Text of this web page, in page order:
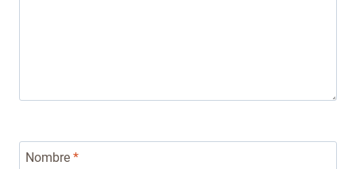
Nombre *